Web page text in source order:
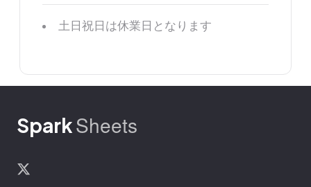
土日祝日は休業日となります
SparkSheets